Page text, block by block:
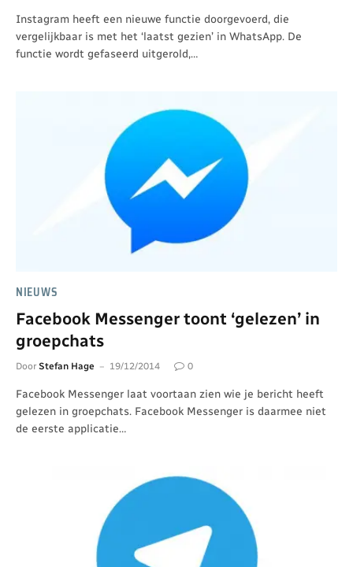
Instagram heeft een nieuwe functie doorgevoerd, die
vergelijkbaar is met het ‘laatst gezien’ in WhatsApp. De
functie wordt gefaseerd uitgerold,…
NIEUWS
Facebook Messenger toont ‘gelezen’ in
groepchats
Door Stefan Hage 19/12/2014 0
Facebook Messenger laat voortaan zien wie je bericht heeft
gelezen in groepchats. Facebook Messenger is daarmee niet
de eerste applicatie…